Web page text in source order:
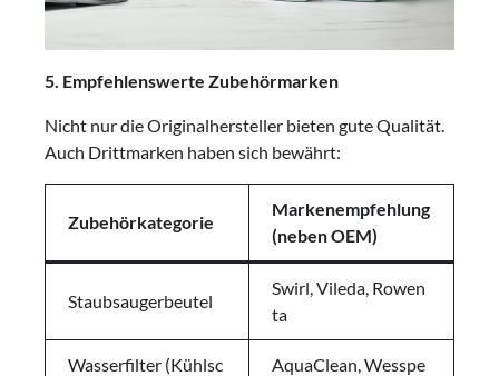
5. Empfehlenswerte Zubehörmarken
Nicht nur die Originalhersteller bieten gute Qualität.
Auch Drittmarken haben sich bewährt:
Zubehörkategorie
Markenempfehlung
(neben OEM)
Staubsaugerbeutel
Swirl, Vileda, Rowen
ta
Wasserfilter (Kühlsc
AquaClean, Wesspe